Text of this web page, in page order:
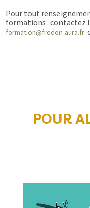
Pour tout
formations : contactez
formation@fredon-aura.fr
POUR